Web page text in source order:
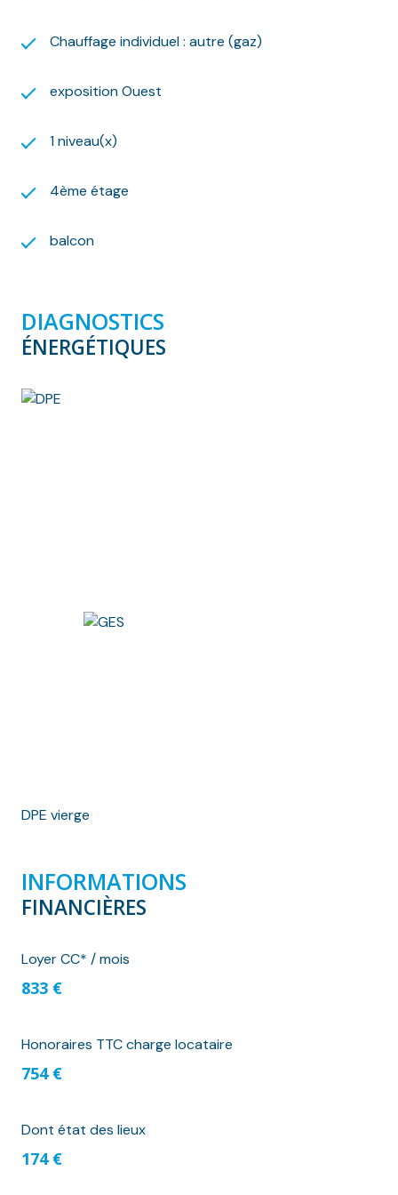
Chauffage individuel : autre (gaz)
exposition Ouest
1 niveau(x)
4ème étage
balcon
DIAGNOSTICS
ÉNERGÉTIQUES
DPE vierge
INFORMATIONS
FINANCIÈRES
Loyer CC* / mois
833 €
Honoraires TTC charge locataire
754 €
Dont état des lieux
174 €